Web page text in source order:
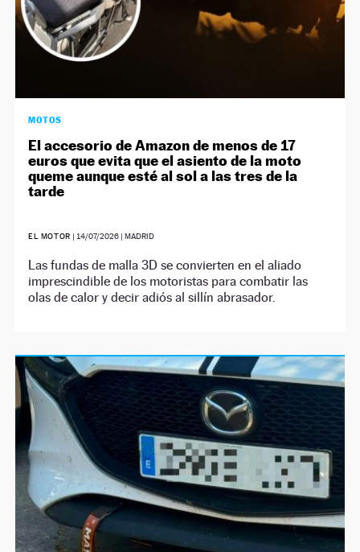
MOTOS
El accesorio de Amazon de menos de 17
euros que evita que el asiento de la moto
queme aunque esté al sol a las tres de la
tarde
EL MOTOR | 14/07/2026| MADRID
Las fundas de malla 3D se convierten en el aliado
imprescindible de los motoristas para combatir las
olas de calor y decir adiós al sillín abrasador.